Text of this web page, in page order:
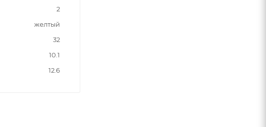
2
желтый
32
10.1
12.6